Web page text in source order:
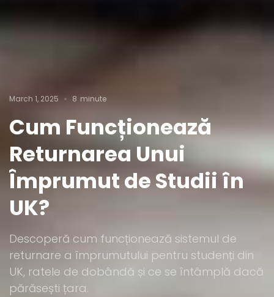
March 1, 2025 8 minute
Cum Funcționează
Returnarea Unui
Împrumut de Studii în
UK?
Descoperă cum funcționează sistemul de
returnare a împrumutului pentru studenți din
UK, ratele de dobândă și ce se întâmplă dacă
părăsești țara.